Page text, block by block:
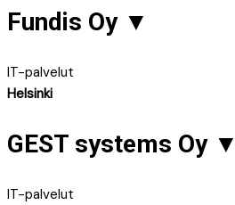
Fundis Oy ▼
IT-palvelut
Helsinki
GEST systems Oy ▼
IT-palvelut